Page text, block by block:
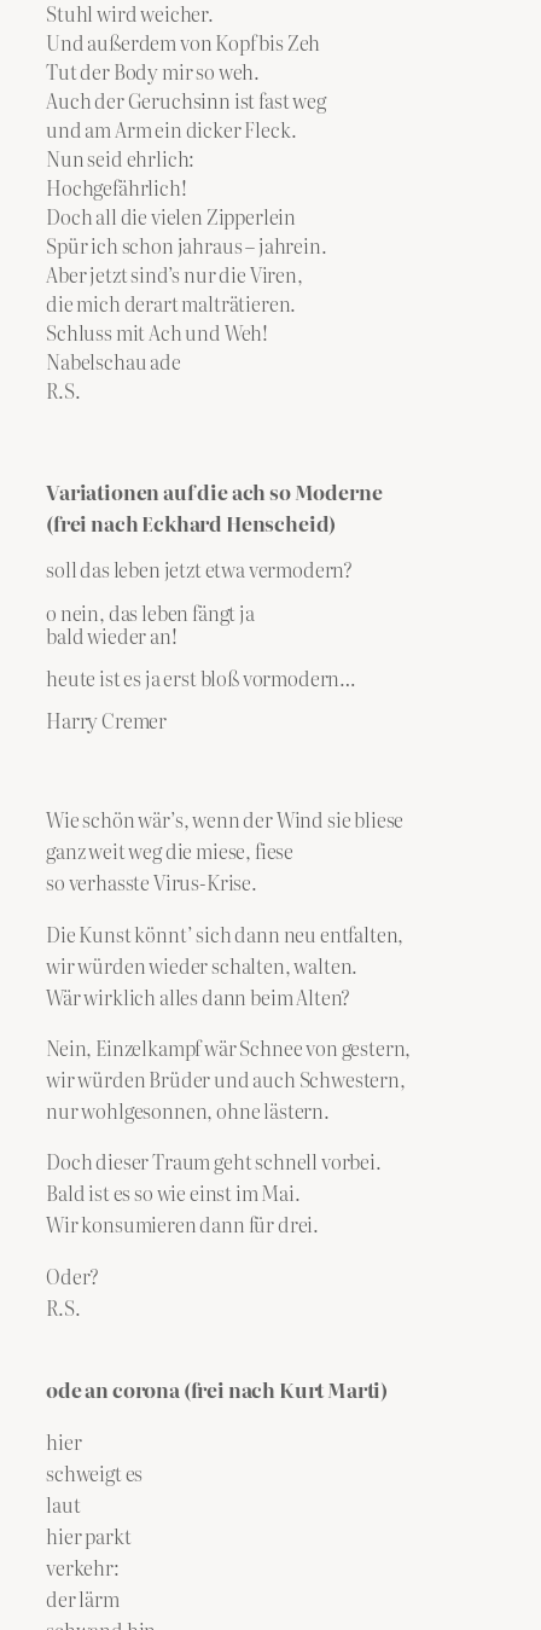
Stuhl wird weicher.
Und außerdem von Kopf bis Zeh
Tut der Body mir so weh.
Auch der Geruchsinn ist fast weg
und am Arm ein dicker Fleck.
Nun seid ehrlich:
Hochgefährlich!
Doch all die vielen Zipperlein
Spür ich schon jahraus – jahrein.
Aber jetzt sind’s nur die Viren,
die mich derart malträtieren.
Schluss mit Ach und Weh!
Nabelschau ade
R.S.
Variationen auf die ach so Moderne
(frei nach Eckhard Henscheid)
soll das leben jetzt etwa vermodern?
o nein, das leben fängt ja
bald wieder an!
heute ist es ja erst bloß vormodern…
Harry Cremer
Wie schön wär’s, wenn der Wind sie bliese
ganz weit weg die miese, fiese
so verhasste Virus-Krise.
Die Kunst könnt’ sich dann neu entfalten,
wir würden wieder schalten, walten.
Wär wirklich alles dann beim Alten?
Nein, Einzelkampf wär Schnee von gestern,
wir würden Brüder und auch Schwestern,
nur wohlgesonnen, ohne lästern.
Doch dieser Traum geht schnell vorbei.
Bald ist es so wie einst im Mai.
Wir konsumieren dann für drei.
Oder?
R.S.
ode an corona (frei nach Kurt Marti)
hier
schweigt es
laut
hier parkt
verkehr:
der lärm